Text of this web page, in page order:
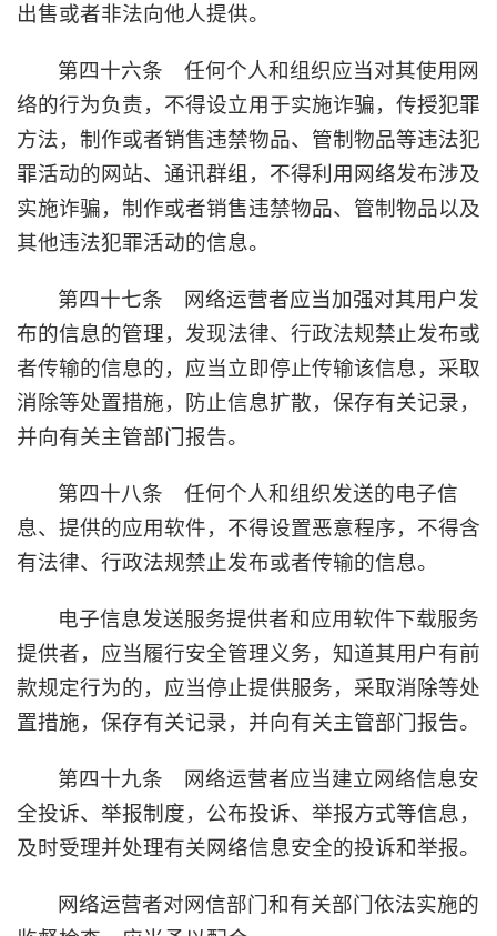
出售或者非法向他人提供。
第四十六条 任何个人和组织应当对其使用网
络的行为负责，不得设立用于实施诈骗，传授犯罪
方法，制作或者销售违禁物品、管制物品等违法犯
罪活动的网站、通讯群组，不得利用网络发布涉及
实施诈骗，制作或者销售违禁物品、管制物品以及
其他违法犯罪活动的信息。
第四十七条 网络运营者应当加强对其用户发
布的信息的管理，发现法律、行政法规禁止发布或
者传输的信息的，应当立即停止传输该信息，采取
消除等处置措施，防止信息扩散，保存有关记录，
并向有关主管部门报告。
第四十八条 任何个人和组织发送的电子信
息、提供的应用软件，不得设置恶意程序，不得含
有法律、行政法规禁止发布或者传输的信息。
电子信息发送服务提供者和应用软件下载服务
提供者，应当履行安全管理义务，知道其用户有前
款规定行为的，应当停止提供服务，采取消除等处
置措施，保存有关记录，并向有关主管部门报告。
第四十九条 网络运营者应当建立网络信息安
全投诉、举报制度，公布投诉、举报方式等信息，
及时受理并处理有关网络信息安全的投诉和举报。
网络运营者对网信部门和有关部门依法实施的